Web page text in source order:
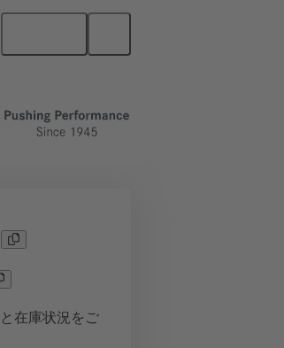
在庫状況をご